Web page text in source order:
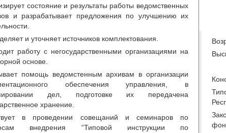
состояние и результаты работы ведомственных
и разрабатывает предложения по улучшению их
и уточняет источников комплектования.
работу с негосударственными организациями на
основе.
помощь ведомстенным архивам в организации
обеспечения управления, в
дел, подготовке их передачена
хранение.
в проведении совещаний и семинаров по
внедрения “Типовой инструкции по